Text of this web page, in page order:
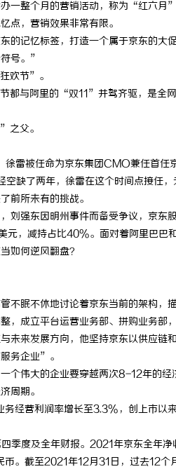
一整个月的营销活动，称为“红六
点，营销效果非常有限。
的记忆标签，打造一个属于京东的大
号。”
欢节”。
与阿里的“双11”并驾齐驱，是全
之父。
徐雷被任命为京东集团CMO兼任首
空缺了两年，徐雷在这个时间点接任
前所未有的挑战。
强东因明州事件而备受争议，京东
元，减持占比40%。面对着阿里巴巴
如何逆风翻盘？
不眠不休地讨论着京东当前的架构
，成立平台运营业务部、拼购业务部
未来发展方向，他坚持京东以供应
务企业”。
个伟大的企业要穿越两次8-12年的经
周期。
经营利润率增长至3.3%，创上市以
季度及全年财报。2021年京东全年
。截至2021年12月31日，过去12个